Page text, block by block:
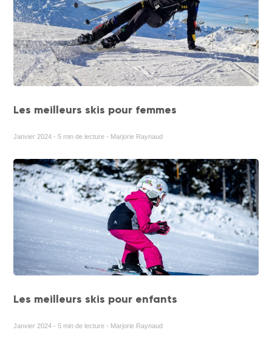
Les meilleurs skis pour femmes
Janvier 2024 - 5 min de lecture - Marjorie Raynaud
Les meilleurs skis pour enfants
Janvier 2024 - 5 min de lecture - Marjorie Raynaud